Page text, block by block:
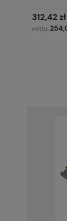
312,42 zł
netto: